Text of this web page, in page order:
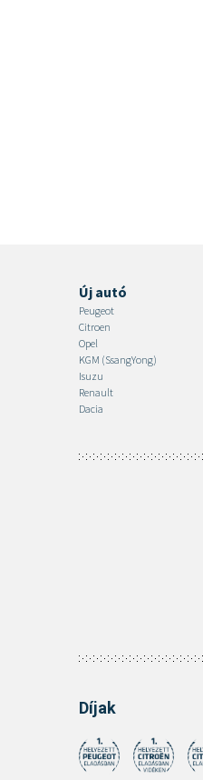
Új autó
Peugeot
Citroen
Opel
KGM (SsangYong)
Isuzu
Renault
Dacia
Díjak